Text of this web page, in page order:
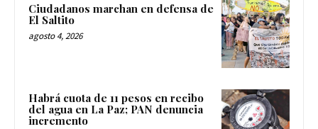
Ciudadanos marchan en defensa de
El Saltito
agosto 4, 2026
Habrá cuota de 11 pesos en recibo
del agua en La Paz; PAN denuncia
incremento